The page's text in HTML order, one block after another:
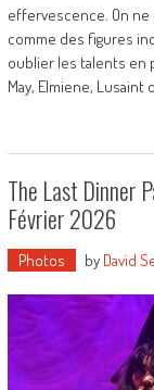
effervescence. On
comme des figures
oublier les talents en
May, Elmiene, Lusaint
The Last Dinner
Février 2026
Photos by David